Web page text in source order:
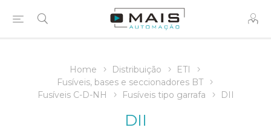
Home Distribuição
ETI
Fusíveis, bases e seccionadores BT
Fusíveis C-D-NH
Fusíveis tipo garrafa DII
DII